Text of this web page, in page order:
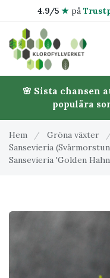
4.9/5 ★på
🌸 Sista chansen
populära
Hem / Gröna växter
Sansevieria
Sansevieria 'Golden